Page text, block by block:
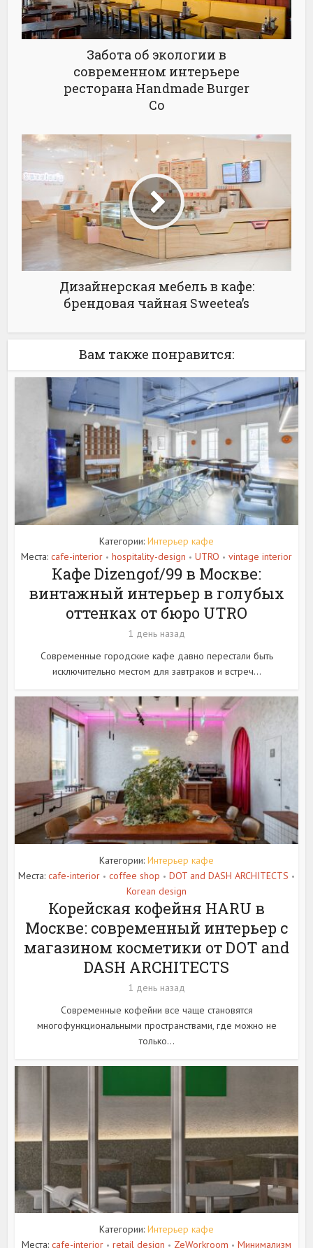
Забота об экологии в
современном интерьере
ресторана Handmade Burger
Co
Дизайнерская мебель в кафе:
брендовая чайная Sweetea’s
Вам также понравится:
Категории: Интерьер кафе
Места: cafe-interior • hospitality-design • UTRO • vintage interior
Кафе Dizengof/99 в Москве:
винтажный интерьер в голубых
оттенках от бюро UTRO
1 день назад
Современные городские кафе давно перестали быть
исключительно местом для завтраков и встреч...
Категории: Интерьер кафе
Места: cafe-interior • coffee shop • DOT and DASH ARCHITECTS •
Korean design
Корейская кофейня HARU в
Москве: современный интерьер с
магазином косметики от DOT and
DASH ARCHITECTS
1 день назад
Современные кофейни все чаще становятся
многофункциональными пространствами, где можно не
только...
Категории: Интерьер кафе
Места: cafe-interior • retail design • ZeWorkroom • Минимализм